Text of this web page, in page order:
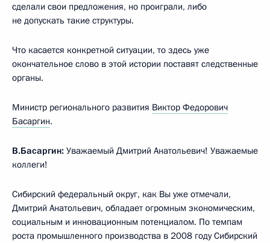
сделали свои предложения, но проиграли, либо
не допускать такие структуры.
Что касается конкретной ситуации, то здесь уже
окончательное слово в этой истории поставят следственные
органы.
Министр регионального развития Виктор Федорович
Басаргин.
В.Басаргин: Уважаемый Дмитрий Анатольевич! Уважаемые
коллеги!
Сибирский федеральный округ, как Вы уже отмечали,
Дмитрий Анатольевич, обладает огромным экономическим,
социальным и инновационным потенциалом. По темпам
роста промышленного производства в 2008 году Сибирский